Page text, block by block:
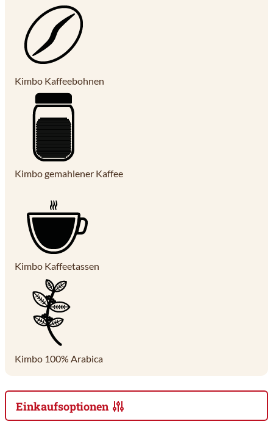
Kimbo Kaffeebohnen
Kimbo gemahlener Kaffee
Kimbo Kaffeetassen
Kimbo 100% Arabica
Einkaufsoptionen